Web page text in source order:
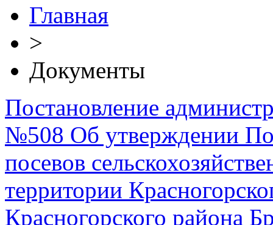
Главная
>
Документы
Постановление
№508 Об утверждении
посевов
территории
Красногорского района